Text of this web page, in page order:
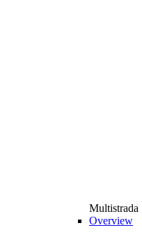
Multistrada
Overview